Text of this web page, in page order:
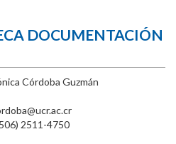
DOCUMENTACIÓN
Córdoba Guzmán
2511-4750